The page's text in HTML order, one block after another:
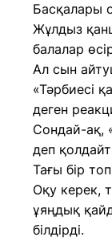
Басқалары
Жұлдыз
балалар
Ал сын
«Тәрбиесі
деген
Сондай-ақ,
деп
Тағы бір
Оқу керек,
ұяңдық
білдірді.